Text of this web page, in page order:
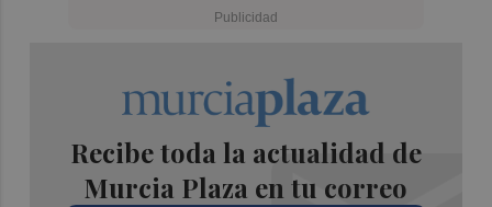
Recibe toda la actualidad de
Murcia Plaza en tu correo